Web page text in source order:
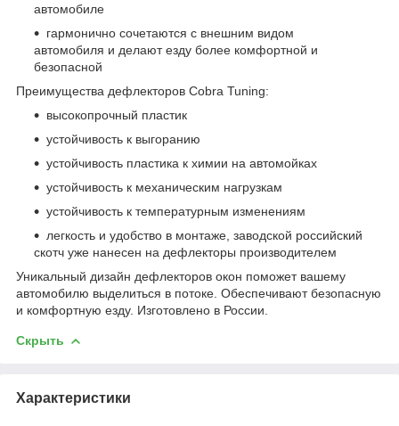
автомобиле
гармонично сочетаются с внешним видом
автомобиля и делают езду более комфортной и
безопасной
Преимущества дефлекторов Cobra Tuning:
высокопрочный пластик
устойчивость к выгоранию
устойчивость пластика к химии на автомойках
устойчивость к механическим нагрузкам
устойчивость к температурным изменениям
легкость и удобство в монтаже, заводской российский
скотч уже нанесен на дефлекторы производителем
Уникальный дизайн дефлекторов окон поможет вашему
автомобилю выделиться в потоке. Обеспечивают безопасную
и комфортную езду. Изготовлено в России.
Скрыть
Характеристики